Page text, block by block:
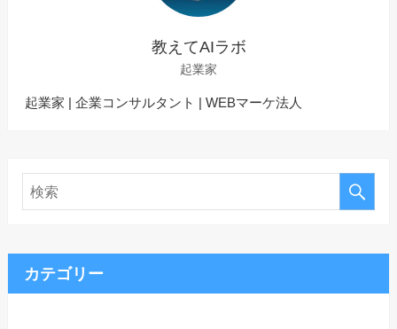
教えてAIラボ
起業家
起業家 | 企業コンサルタント | WEBマーケ法人
カテゴリー